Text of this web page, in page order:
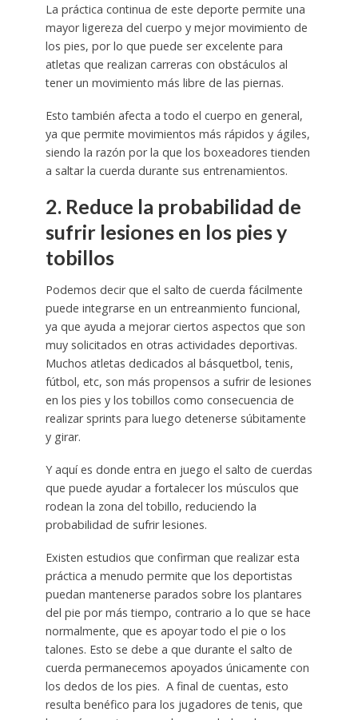
La práctica continua de este deporte permite una
mayor ligereza del cuerpo y mejor movimiento de
los pies, por lo que puede ser excelente para
atletas que realizan carreras con obstáculos al
tener un movimiento más libre de las piernas.
Esto también afecta a todo el cuerpo en general,
ya que permite movimientos más rápidos y ágiles,
siendo la razón por la que los boxeadores tienden
a saltar la cuerda durante sus entrenamientos.
2. Reduce la probabilidad de
sufrir lesiones en los pies y
tobillos
Podemos decir que el salto de cuerda fácilmente
puede integrarse en un entreanmiento funcional,
ya que ayuda a mejorar ciertos aspectos que son
muy solicitados en otras actividades deportivas.
Muchos atletas dedicados al básquetbol, tenis,
fútbol, etc, son más propensos a sufrir de lesiones
en los pies y los tobillos como consecuencia de
realizar sprints para luego detenerse súbitamente
y girar.
Y aquí es donde entra en juego el salto de cuerdas
que puede ayudar a fortalecer los músculos que
rodean la zona del tobillo, reduciendo la
probabilidad de sufrir lesiones.
Existen estudios que confirman que realizar esta
práctica a menudo permite que los deportistas
puedan mantenerse parados sobre los plantares
del pie por más tiempo, contrario a lo que se hace
normalmente, que es apoyar todo el pie o los
talones. Esto se debe a que durante el salto de
cuerda permanecemos apoyados únicamente con
los dedos de los pies. A final de cuentas, esto
resulta benéfico para los jugadores de tenis, que